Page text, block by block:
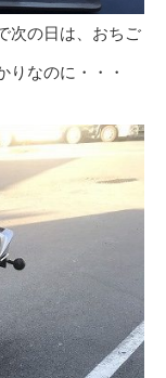
次の日は、おちご
りなのに・・・